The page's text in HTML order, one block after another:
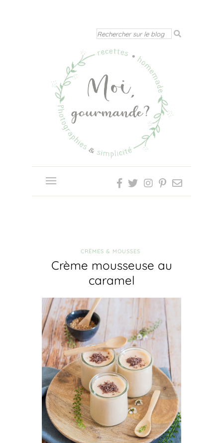
CRÈMES & MOUSSES
Crème mousseuse au
caramel